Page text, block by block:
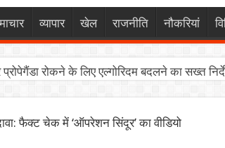
व्यापार खेल राजनीति नौकरियां
रोकने के लिए एल्गोरिदम बदलने का सख्त
बिल 2026’ को हरी झंडी, स्थानीय छात्रों को
अलर्ट, कसारी-मसारी कब्रिस्तान में भारी पुलिस
फैक्ट चेक में ‘ऑपरेशन सिंदूर’ का वीडियो